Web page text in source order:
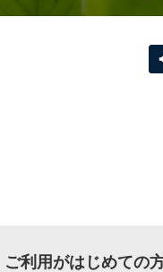
ご利用がはじめての